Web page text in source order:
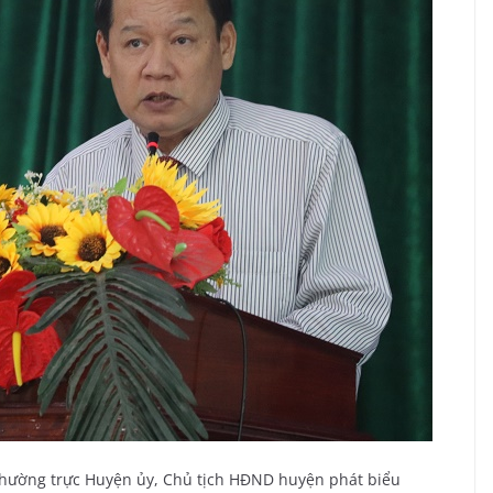
trực Huyện ủy, Chủ tịch HĐND huyện phát biểu